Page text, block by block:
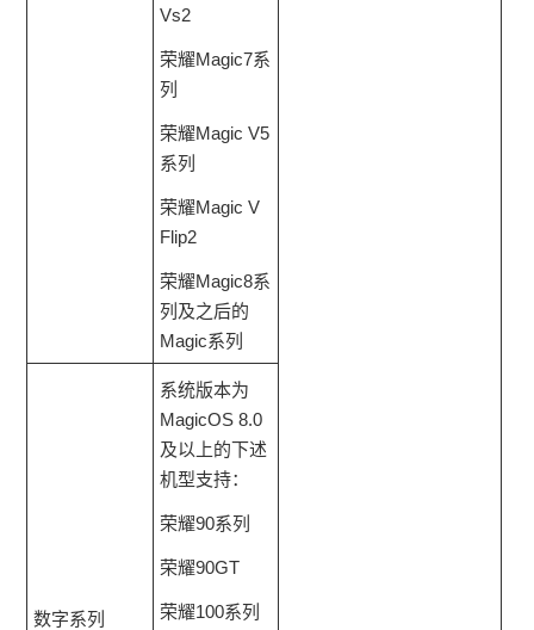
Vs2
荣耀Magic7系
列
荣耀Magic V5
系列
荣耀Magic V
Flip2
荣耀Magic8系
列及之后的
Magic系列
数字系列
系统版本为
MagicOS 8.0
及以上的下述
机型支持：
荣耀90系列
荣耀90GT
荣耀100系列